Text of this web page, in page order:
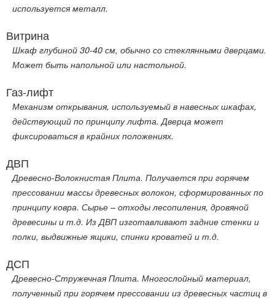
используется металл.
Витрина
Шкаф глубиной 30-40 см, обычно со стеклянными дверцами.
Может быть напольной или настольной.
Газ-лифт
Механизм открывания, используемый в навесных шкафах,
действующий по принципу лифта. Дверца может
фиксироваться в крайних положениях.
ДВП
Древесно-Волокнистая Плита. Получается при горячем
прессовании массы древесных волокон, сформированных по
принципу ковра. Сырье – отходы лесопиления, дровяной
древесины и т.д. Из ДВП изготавливают задние стенки и
полки, выдвижные ящики, спинки кроватей и т.д.
ДСП
Древесно-Стружечная Плита. Многослойный материал,
полученный при горячем прессовании из древесных частиц в